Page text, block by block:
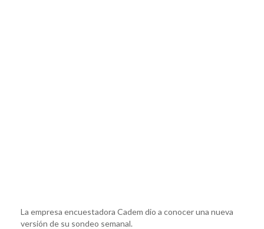
La empresa encuestadora Cadem dio a conocer una nueva
versión de su sondeo semanal.